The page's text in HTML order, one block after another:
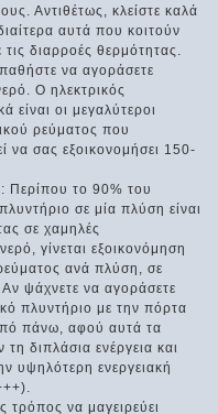
Αντιθέτως, κλείστε καλά
αυτά που κοιτούν
τις διαρροές θερμότητας.
να αγοράσετε
Ο ηλεκτρικός
είναι οι μεγαλύτεροι
ρεύματος που
να σας εξοικονομήσει 150-
Περίπου το 90% του
σε μία πλύση είναι
σε χαμηλές
γίνεται εξοικονόμηση
ανά πλύση, σε
ψάχνετε να αγοράσετε
πλυντήριο με την πόρτα
πάνω, αφού αυτά τα
διπλάσια ενέργεια και
υψηλότερη ενεργειακή
τρόπος να μαγειρεύει